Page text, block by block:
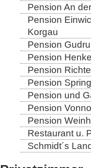
Pension An
Pension
Korgau
Pension
Pension
Pension
Pension
Pension und
Pension
Pension
Restaurant u.
Schmidt´s